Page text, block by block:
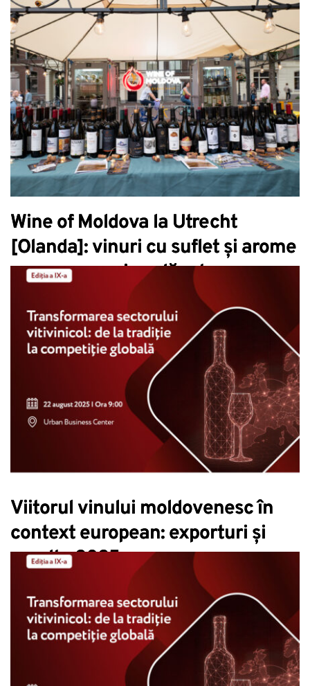
Wine of Moldova la Utrecht
[Olanda]: vinuri cu suflet și arome
care au surprins plăcut
Viitorul vinului moldovenesc în
context european: exporturi și
recolta 2025